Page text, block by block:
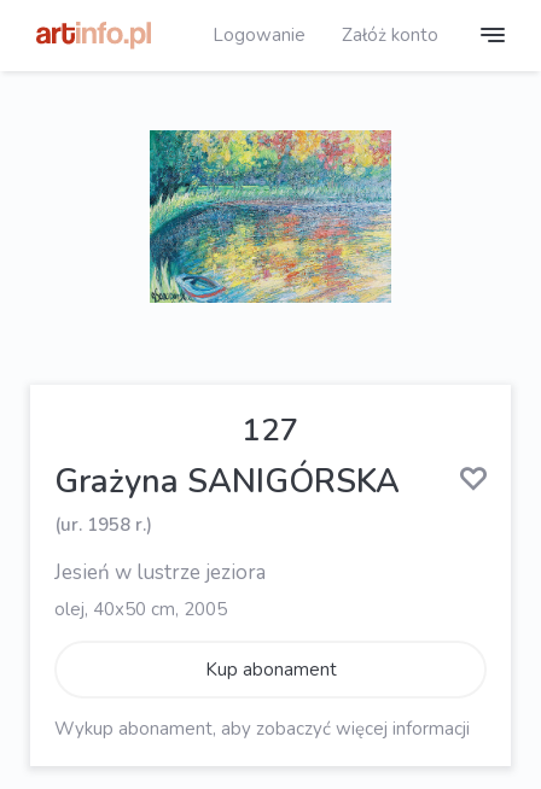
Logowanie Załóż konto
127
Grażyna SANIGÓRSKA
(ur. 1958 r.)
Jesień w lustrze jeziora
olej, 40x50 cm, 2005
Kup abonament
Wykup abonament, aby zobaczyć więcej informacji